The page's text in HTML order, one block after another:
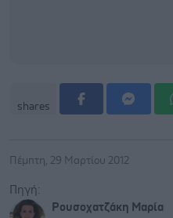
shares
Πέμπτη, 29 Μαρτίου 2012
Πηγή:
Ρουσοχατζάκη Μαρία